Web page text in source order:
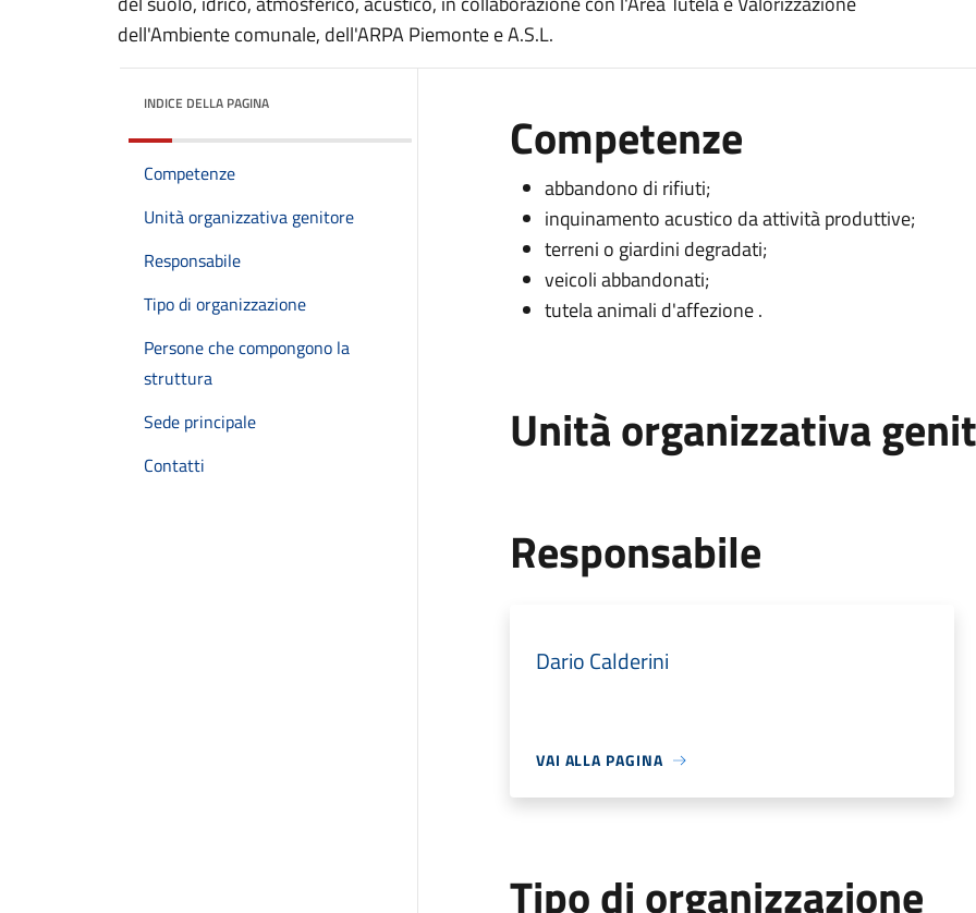
dell'Ambiente comunale, dell'ARPA Piemonte e A.S.L.
INDICE DELLA PAGINA
Competenze
Unità organizzativa genitore
Responsabile
Tipo di organizzazione
Persone che compongono la
struttura
Sede principale
Contatti
Competenze
abbandono di rifiuti;
inquinamento acustico da attività produttive;
terreni o giardini degradati;
veicoli abbandonati;
tutela animali d'affezione .
Unità organizzativa
Responsabile
Dario Calderini
VAI ALLA PAGINA
Tipo di organizzazione